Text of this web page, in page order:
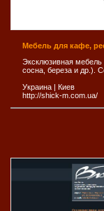
Мебель для кафе,
Эксклюзивная мебель
сосна, береза и др.).
Украина | Киев
http://shick-m.com.ua/